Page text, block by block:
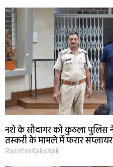
नशे के सौदागर को कुठला पुलिस
तस्करी के मामले में फरार
RashtraRakshak